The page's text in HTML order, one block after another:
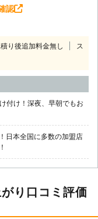
認
積り後追加料金無し
ス
付け！深夜、早朝でもお
日本全国に多数の加盟店
り口コミ評価